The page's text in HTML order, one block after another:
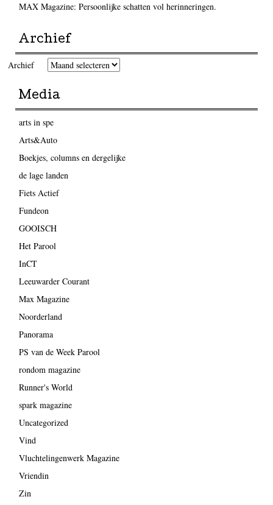
MAX Magazine: Persoonlijke schatten vol herinneringen.
Archief
Archief
Media
arts in spe
Arts&Auto
Boekjes, columns en dergelijke
de lage landen
Fiets Actief
Fundeon
GOOISCH
Het Parool
InCT
Leeuwarder Courant
Max Magazine
Noorderland
Panorama
PS van de Week Parool
rondom magazine
Runner's World
spark magazine
Uncategorized
Vind
Vluchtelingenwerk Magazine
Vriendin
Zin